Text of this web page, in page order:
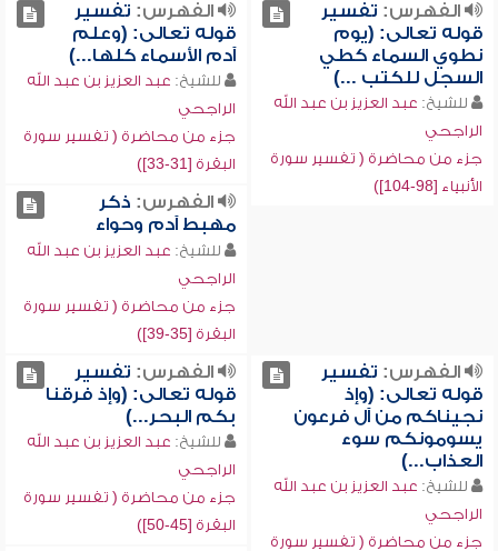
الفهرس: تفسير
قوله تعالى: (يوم
نطوي السماء كطي
السجل للكتب ...)
للشيخ: عبد العزيز بن عبد الله
الراجحي
جزء من محاضرة ( تفسير سورة
الأنبياء [98-104])
الفهرس: تفسير
قوله تعالى: (وعلم
آدم الأسماء كلها...)
للشيخ: عبد العزيز بن عبد الله
الراجحي
جزء من محاضرة ( تفسير سورة
البقرة [31-33])
الفهرس: ذكر
مهبط آدم وحواء
للشيخ: عبد العزيز بن عبد الله
الراجحي
جزء من محاضرة ( تفسير سورة
البقرة [35-39])
الفهرس: تفسير
قوله تعالى: (وإذ
نجيناكم من آل فرعون
يسومونكم سوء
العذاب...)
للشيخ: عبد العزيز بن عبد الله
الراجحي
جزء من محاضرة ( تفسير سورة
الفهرس: تفسير
قوله تعالى: (وإذ فرقنا
بكم البحر...)
للشيخ: عبد العزيز بن عبد الله
الراجحي
جزء من محاضرة ( تفسير سورة
البقرة [45-50])